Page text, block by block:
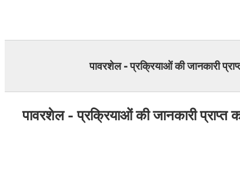
पावरशेल - प्रक्रियाओं की जानकारी
पावरशेल - प्रक्रियाओं की जानकारी प्राप्त